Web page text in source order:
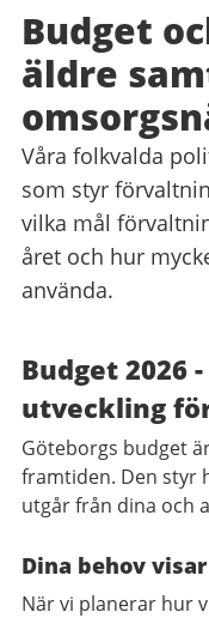
Budget
äldre
Våra folkvalda
som styr
vilka mål
året och hur
använda.
Budget 2026
utveckling
Göteborgs budget
framtiden. Den styr
utgår från dina och
Dina behov
När vi planerar hur